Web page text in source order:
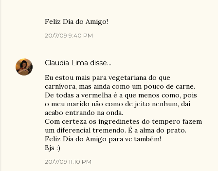
Feliz Dia do Amigo!
20/7/09 9:40 PM
Claudia Lima disse…
Eu estou mais para vegetariana do que
carnívora, mas ainda como um pouco de carne.
De todas a vermelha é a que menos como, pois
o meu marido não como de jeito nenhum, dai
acabo entrando na onda.
Com certeza os ingredinetes do tempero fazem
um diferencial tremendo. É a alma do prato.
Feliz Dia do Amigo para vc também!
Bjs :)
20/7/09 11:10 PM